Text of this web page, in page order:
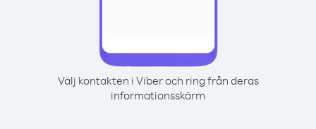
Välj kontakten i Viber och ring från deras
informationsskärm